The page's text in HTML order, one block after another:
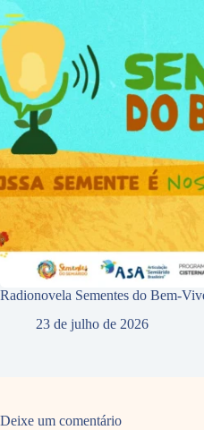
Radionovela Sementes do Bem-
23 de julho de 2026
Deixe um comentário